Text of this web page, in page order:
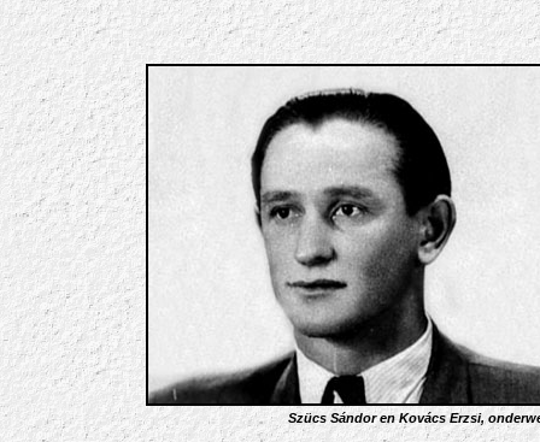
Szücs Sándor en Kovács Erzsi,